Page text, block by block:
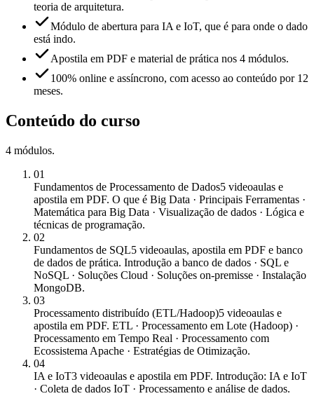
teoria de arquitetura.
Módulo de abertura para IA e IoT, que é para onde o dado
está indo.
Apostila em PDF e material de prática nos 4 módulos.
100% online e assíncrono, com acesso ao conteúdo por 12
meses.
Conteúdo do curso
4 módulos.
01
Fundamentos de Processamento de Dados5 videoaulas e
apostila em PDF. O que é Big Data · Principais Ferramentas ·
Matemática para Big Data · Visualização de dados · Lógica e
técnicas de programação.
02
Fundamentos de SQL5 videoaulas, apostila em PDF e banco
de dados de prática. Introdução a banco de dados · SQL e
NoSQL · Soluções Cloud · Soluções on-premisse · Instalação
MongoDB.
03
Processamento distribuído (ETL/Hadoop)5 videoaulas e
apostila em PDF. ETL · Processamento em Lote (Hadoop) ·
Processamento em Tempo Real · Processamento com
Ecossistema Apache · Estratégias de Otimização.
04
IA e IoT3 videoaulas e apostila em PDF. Introdução: IA e IoT
· Coleta de dados IoT · Processamento e análise de dados.